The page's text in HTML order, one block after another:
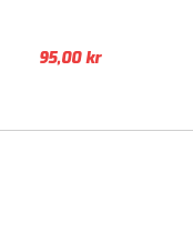
95,00kr